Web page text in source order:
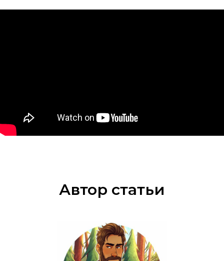
Автор статьи